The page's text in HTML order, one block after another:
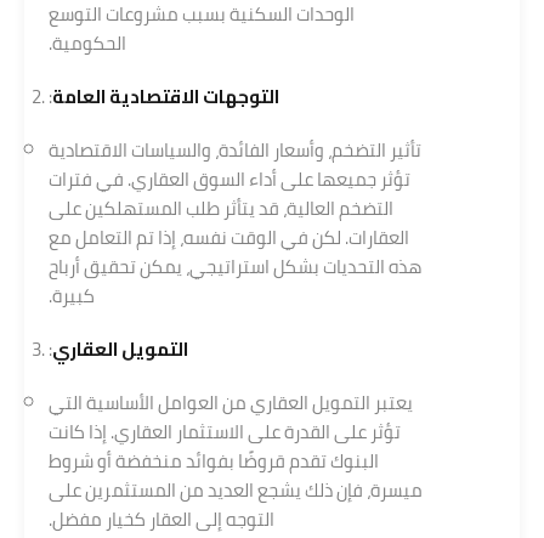
الوحدات السكنية بسبب مشروعات التوسع
الحكومية.
التوجهات الاقتصادية العامة:
تأثير التضخم، وأسعار الفائدة، والسياسات الاقتصادية
تؤثر جميعها على أداء السوق العقاري. في فترات
التضخم العالية، قد يتأثر طلب المستهلكين على
العقارات. لكن في الوقت نفسه، إذا تم التعامل مع
هذه التحديات بشكل استراتيجي، يمكن تحقيق أرباح
كبيرة.
التمويل العقاري:
يعتبر التمويل العقاري من العوامل الأساسية التي
تؤثر على القدرة على الاستثمار العقاري. إذا كانت
البنوك تقدم قروضًا بفوائد منخفضة أو شروط
ميسرة، فإن ذلك يشجع العديد من المستثمرين على
التوجه إلى العقار كخيار مفضل.